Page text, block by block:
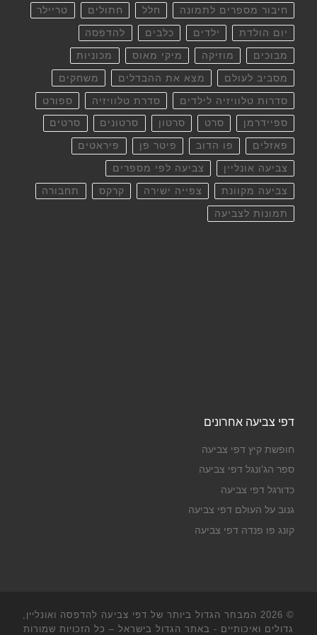
חיבור מספרים לתמונה חלל חתולים טריילר
יום הולדת ילדים כלבים להדפסה
מבוכים מוזיקה מיקי מאוס מכוניות
מסביב לעולם מצא את ההבדלים משחקים
סדרות טלוויזיה לילדים סדרת טלוויזיה ספורט
ספיידרמן סרט סרטון סרטונים סרטים
פאזלים פו הדוב פיטר פן פיראטים
צביעה אונליין צביעה לפי מספרים
צביעה מקוונת צפייה ישירה קרקס תחבורה
תמונות לצביעה
דפי צביעה אחרונים
חופשת קיץ דפי צביעה
ספר הג'ונגל דפי צביעה
כדורגל דפי צביעה
גנוב על העולם דפי צביעה
קונג פו פנדה דפי צביעה
© 2026
המבחר הגדול ביותר של דפי צביעה להדפסה ואונליין,
גדולים ואיכותיים - באתר הגדול בישראל – כל הזכויות שמורות